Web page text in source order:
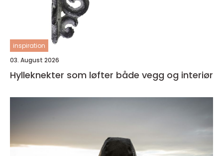
inspiration
03. August 2026
Hylleknekter som løfter både vegg og interiør